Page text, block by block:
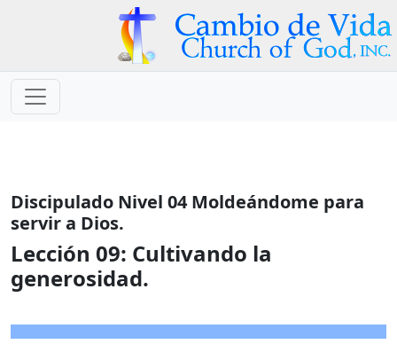
Discipulado Nivel 04 Moldeándome para
servir a Dios.
Lección 09: Cultivando la
generosidad.